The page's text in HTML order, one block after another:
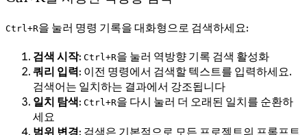
Ctrl+R을 눌러 명령 기록을 대화형으로 검색하세요:
검색 시작: Ctrl+R을 눌러 역방향 기록 검색 활성화
쿼리 입력: 이전 명령에서 검색할 텍스트를 입력하세요.
검색어는 일치하는 결과에서 강조됩니다
일치 탐색: Ctrl+R을 다시 눌러 더 오래된 일치를 순환하
세요
범위 변경: 검색은 기본적으로 모든 프로젝트의 프롬프트